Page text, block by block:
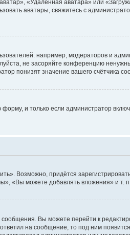
«Удалённая аватара» или
аватары, свяжитесь с
например, модераторов и
не засоряйте конференцию
понизят значение вашего счётчика
и только если администратор
Возможно, придётся
«Вы можете добавлять вложения» и т.
Вы можете перейти к
на сообщение, то под ним